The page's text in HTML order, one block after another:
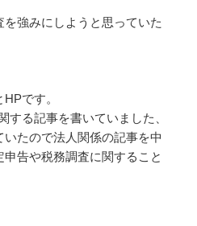
強みにしようと思っていた
です。
する記事を書いていました、
たので法人関係の記事を中
告や税務調査に関すること